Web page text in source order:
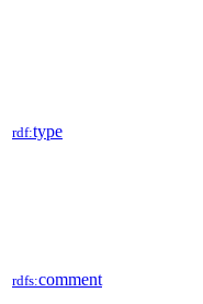
rdf:type
rdfs:comment